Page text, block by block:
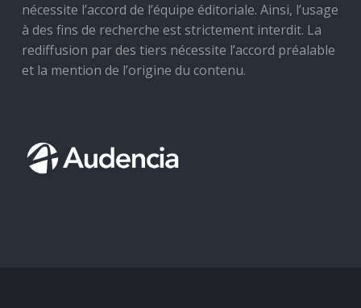
nécessite l’accord de l’équipe éditoriale. Ainsi, l’usage
à des fins de recherche est strictement interdit. La
rediffusion par des tiers nécessite l’accord préalable
et la mention de l’origine du contenu.